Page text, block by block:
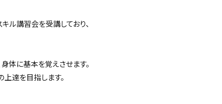
ル講習会を受講しており、
体に基本を覚えさせます。
上達を目指します。